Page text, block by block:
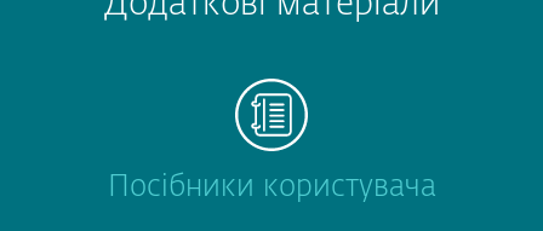
Посібники користувача